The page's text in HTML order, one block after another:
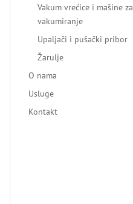
Vakum vrećice i mašine za
vakumiranje
Upaljači i pušački pribor
Žarulje
O nama
Usluge
Kontakt